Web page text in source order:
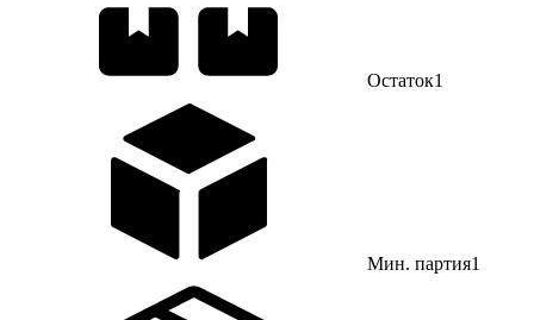
Остаток1
Мин. партия1